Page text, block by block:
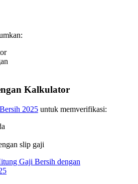
Kalkulator
2025 untuk memverifikasi:
slip gaji
Gaji Bersih dengan